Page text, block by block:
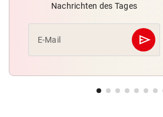
Nachrichten des Tages
E-Mail send